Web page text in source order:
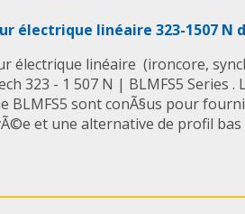
l'acier dans le plat
Les jeux de bobine
utilisé ensemble
importantes.
Si le plat de
mouvement
électrique linéaire 323-1507 N
électrique linéaire (ironcore,
323 - 1 507 N | BLMFS5 Series
BLMFS5 sont conÃ§us pour
et une alternative de profil bas